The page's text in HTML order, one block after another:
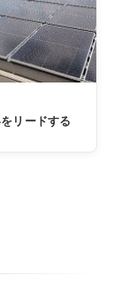
リードする